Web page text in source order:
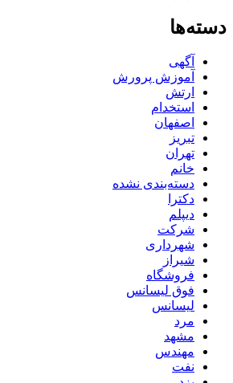
دسته‌ها
آگهی
آموزش پرورش
ارتش
استخدام
اصفهان
تبریز
تهران
خانم
دسته‌بندی نشده
دکترا
دیپلم
شرکت
شهرداری
شیراز
فروشگاه
فوق لیسانس
لیسانس
مرد
مشهد
مهندس
نفت